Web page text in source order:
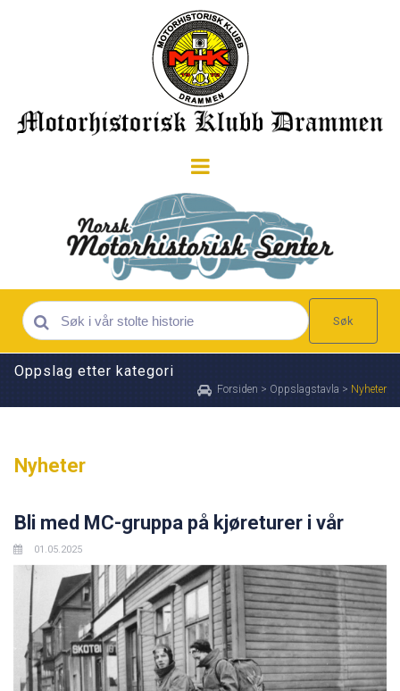
Søk
Oppslag etter kategori
Forsiden > Oppslagstavla > Nyheter
Nyheter
Bli med MC-gruppa på kjøreturer i vår
01.05.2025